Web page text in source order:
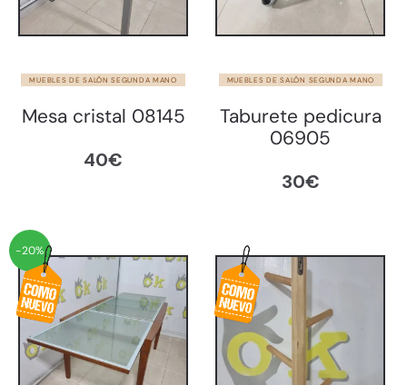
MUEBLES DE SALÓN SEGUNDA MANO
Mesa cristal 08145
40€
MUEBLES DE SALÓN SEGUNDA MANO
Taburete pedicura
06905
30€
-20%